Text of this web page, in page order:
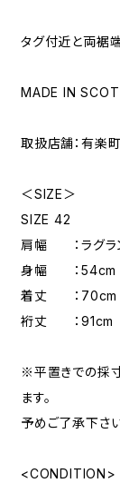
タグ付近と両裾
MADE IN
取扱店舗：有楽
＜SIZE＞
SIZE 42
肩幅 ：ラグラ
身幅 ：54cm
着丈 ：70cm
裄丈 ：91cm
※平置きでの採
ます。
予めご了承下さい
<CONDITION>